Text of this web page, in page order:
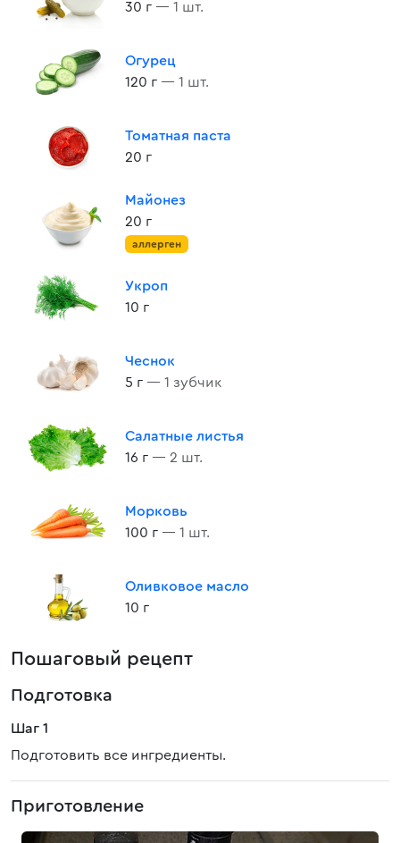
30 г — 1 шт.
Огурец
120 г — 1 шт.
Томатная паста
20 г
Майонез
20 г
аллерген
Укроп
10 г
Чеснок
5 г — 1 зубчик
Салатные листья
16 г — 2 шт.
Морковь
100 г — 1 шт.
Оливковое масло
10 г
Пошаговый рецепт
Подготовка
Шаг 1
Подготовить все ингредиенты.
Приготовление